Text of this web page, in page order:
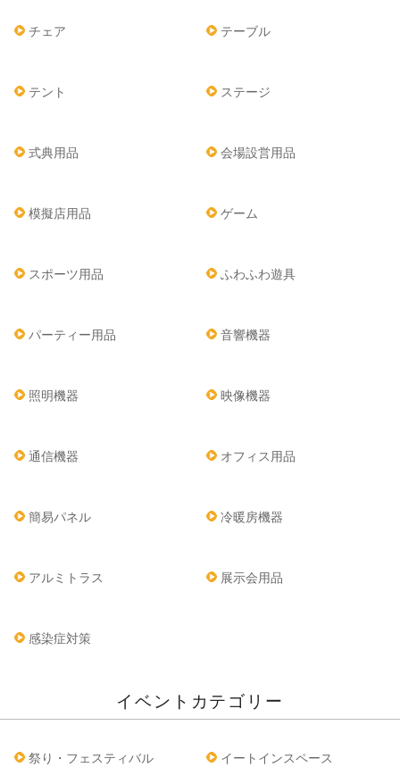
チェア テーブル
テント ステージ
式典用品 会場設営用品
模擬店用品 ゲーム
スポーツ用品 ふわふわ遊具
パーティー用品 音響機器
照明機器 映像機器
通信機器 オフィス用品
簡易パネル 冷暖房機器
アルミトラス 展示会用品
感染症対策
イベントカテゴリー
祭り・フェスティバル イートインスペース